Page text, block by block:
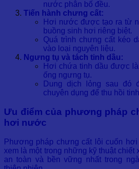
nước phân bố đều.
Tiến hành chưng cất:
Hơi nước được tạo ra từ
buồng sinh hơi riêng biệt.
Quá trình chưng cất kéo
vào loại nguyên liệu.
Ngưng tụ và tách tinh dầu:
Hơi chứa tinh dầu được
ống ngưng tụ.
Dung dịch lỏng sau đó
chuyên dụng để thu hồi
Ưu điểm của phương pháp
hơi nước
Phương pháp chưng cất lôi cuốn
xem là một trong những kỹ thuật chiết
an toàn và bền vững nhất trong